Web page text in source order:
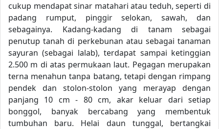
cukup mendapat sinar matahari atau teduh, seperti di
padang rumput, pinggir selokan, sawah, dan
sebagainya. Kadang-kadang di tanam sebagai
penutup tanah di perkebunan atau sebagai tanaman
sayuran (sebagai lalab), terdapat sampai ketinggian
2.500 m di atas permukaan laut. Pegagan merupakan
terna menahun tanpa batang, tetapi dengan rimpang
pendek dan stolon-stolon yang merayap dengan
panjang 10 cm - 80 cm, akar keluar dari setiap
bonggol, banyak bercabang yang membentuk
tumbuhan baru. Helai daun tunggal, bertangkai